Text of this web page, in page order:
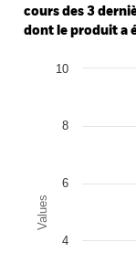
cours des 3
dont le produit a
Chart
Bar chart with 2
Values
4
6
8
10